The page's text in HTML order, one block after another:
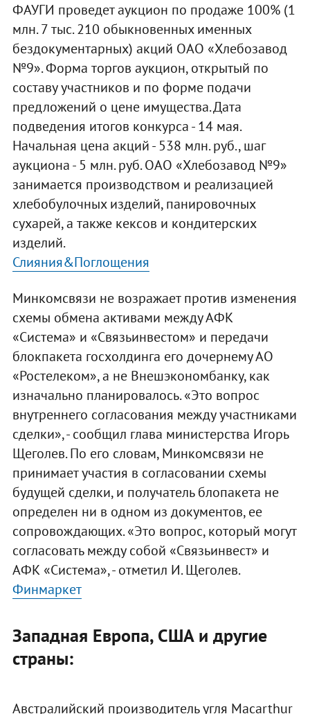
ФАУГИ проведет аукцион по продаже 100% (1
млн. 7 тыс. 210 обыкновенных именных
бездокументарных) акций ОАО «Хлебозавод
№9». Форма торгов аукцион, открытый по
составу участников и по форме подачи
предложений о цене имущества. Дата
подведения итогов конкурса - 14 мая.
Начальная цена акций - 538 млн. руб., шаг
аукциона - 5 млн. руб. ОАО «Хлебозавод №9»
занимается производством и реализацией
хлебобулочных изделий, панировочных
сухарей, а также кексов и кондитерских
изделий.
Слияния&Поглощения
Минкомсвязи не возражает против изменения
схемы обмена активами между АФК
«Система» и «Связьинвестом» и передачи
блокпакета госхолдинга его дочернему АО
«Ростелеком», а не Внешэкономбанку, как
изначально планировалось. «Это вопрос
внутреннего согласования между участниками
сделки», - сообщил глава министерства Игорь
Щеголев. По его словам, Минкомсвязи не
принимает участия в согласовании схемы
будущей сделки, и получатель блопакета не
определен ни в одном из документов, ее
сопровождающих. «Это вопрос, который могут
согласовать между собой «Связьинвест» и
АФК «Система», - отметил И. Щеголев.
Финмаркет
Западная Европа, США и другие
страны:
Австралийский производитель угля Macarthur